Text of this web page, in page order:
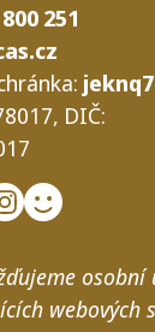
251
DIČ:
osob­ní
webo­vých